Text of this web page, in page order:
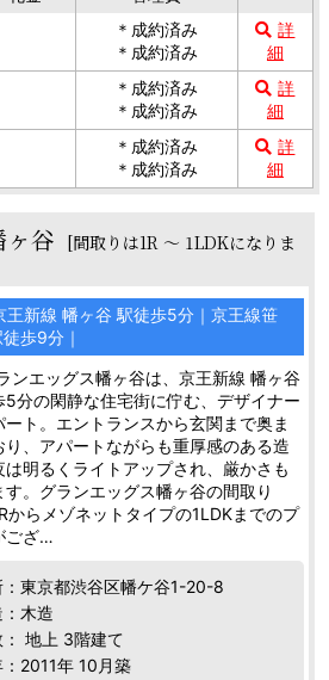
＊成約済み
＊成約済み
詳
細
＊成約済み
＊成約済み
詳
細
＊成約済み
＊成約済み
詳
細
ヶ谷 [間取りは1R ～ 1LDKになりま
王新線 幡ヶ谷 駅徒歩5分｜京王線笹
歩9分｜
ンエッグス幡ヶ谷は、京王新線 幡ヶ谷
5分の閑静な住宅街に佇む、デザイナー
ート。エントランスから玄関まで奥ま
り、アパートながらも重厚感のある造
は明るくライトアップされ、厳かさも
す。グランエッグス幡ヶ谷の間取り
からメゾネットタイプの1LDKまでのプ
ござ…
：東京都渋谷区幡ケ谷1-20-8
木造
地上 3階建て
2011年 10月築